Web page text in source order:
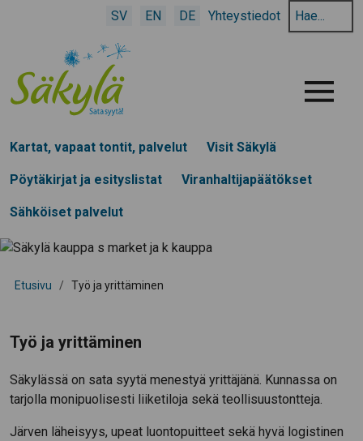
SV EN DE Yhteystiedot
Hae
hakusanalla:
Menu
Kartat, vapaat tontit, palvelut Visit Säkylä
Pöytäkirjat ja esityslistat Viranhaltijapäätökset
Sähköiset palvelut
Etusivu / Työ ja yrittäminen
Työ ja yrittäminen
Säkylässä on sata syytä menestyä yrittäjänä. Kunnassa on
tarjolla monipuolisesti liiketiloja sekä teollisuustontteja.
Järven läheisyys, upeat luontopuitteet sekä hyvä logistinen